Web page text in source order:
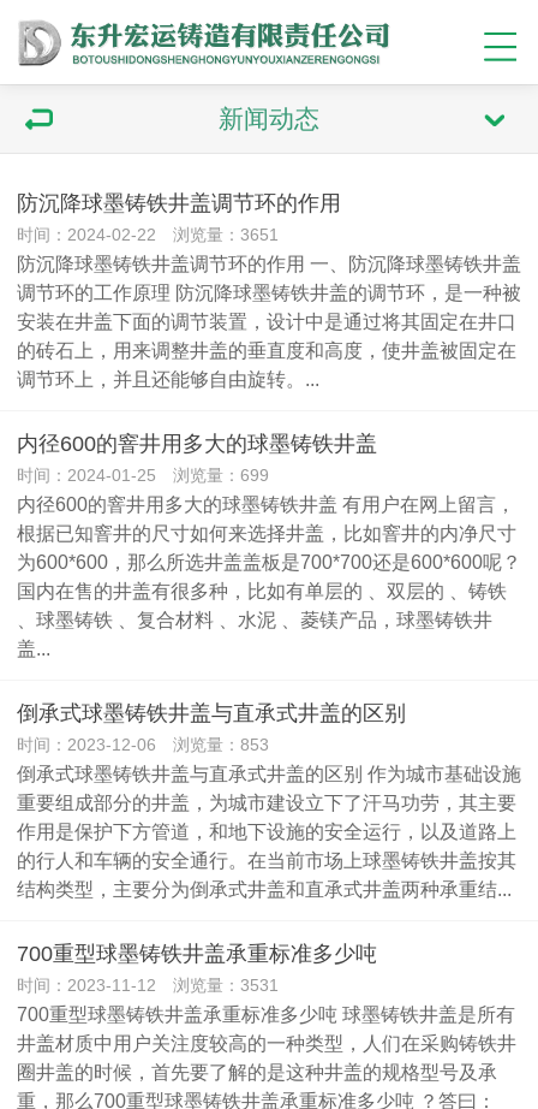
新闻动态
防沉降球墨铸铁井盖调节环的作用
时间：2024-02-22 浏览量：3651
防沉降球墨铸铁井盖调节环的作用 一、防沉降球墨铸铁井盖
调节环的工作原理 防沉降球墨铸铁井盖的调节环，是一种被
安装在井盖下面的调节装置，设计中是通过将其固定在井口
的砖石上，用来调整井盖的垂直度和高度，使井盖被固定在
调节环上，并且还能够自由旋转。...
内径600的窨井用多大的球墨铸铁井盖
时间：2024-01-25 浏览量：699
内径600的窨井用多大的球墨铸铁井盖 有用户在网上留言，
根据已知窨井的尺寸如何来选择井盖，比如窨井的内净尺寸
为600*600，那么所选井盖盖板是700*700还是600*600呢？
国内在售的井盖有很多种，比如有单层的 、双层的 、铸铁
、球墨铸铁 、复合材料 、水泥 、菱镁产品，球墨铸铁井
盖...
倒承式球墨铸铁井盖与直承式井盖的区别
时间：2023-12-06 浏览量：853
倒承式球墨铸铁井盖与直承式井盖的区别 作为城市基础设施
重要组成部分的井盖，为城市建设立下了汗马功劳，其主要
作用是保护下方管道，和地下设施的安全运行，以及道路上
的行人和车辆的安全通行。在当前市场上球墨铸铁井盖按其
结构类型，主要分为倒承式井盖和直承式井盖两种承重结...
700重型球墨铸铁井盖承重标准多少吨
时间：2023-11-12 浏览量：3531
700重型球墨铸铁井盖承重标准多少吨 球墨铸铁井盖是所有
井盖材质中用户关注度较高的一种类型，人们在采购铸铁井
圈井盖的时候，首先要了解的是这种井盖的规格型号及承
重，那么700重型球墨铸铁井盖承重标准多少吨 ？答曰：